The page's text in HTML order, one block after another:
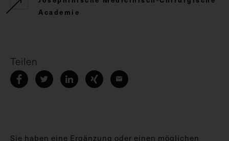
Academie
Teilen
Sie haben eine Ergänzung oder einen möglichen